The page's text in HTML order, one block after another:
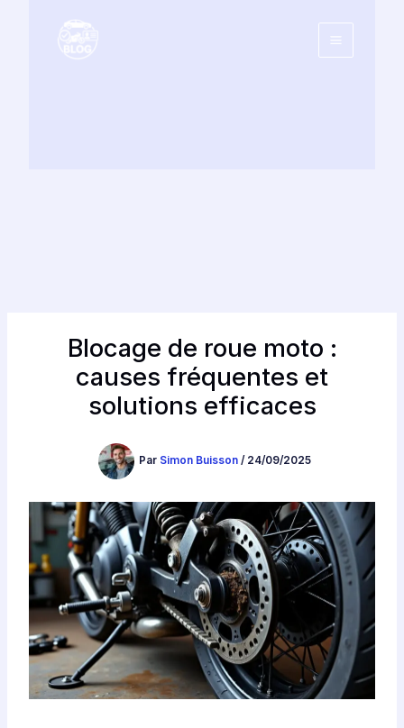
Blocage de roue moto :
causes fréquentes et
solutions efficaces
Par Simon Buisson / 24/09/2025